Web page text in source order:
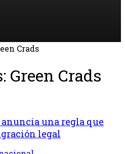
Crads
Green Crads
una regla que
legal